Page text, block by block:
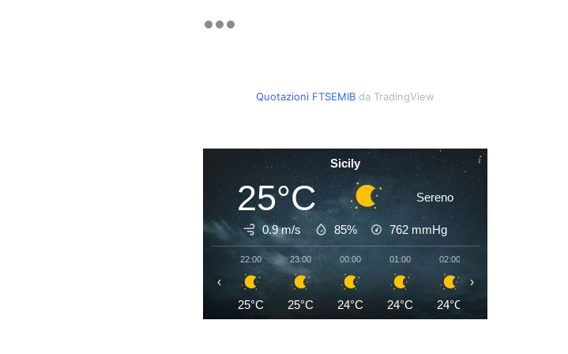
Quotazioni FTSEMIB da TradingView
Sicily
25°C Sereno
0.9 m/s 85% 762 mmHg
22:00
25°C
23:00
25°C
00:00
24°C
01:00
24°C
02:00
24°C
‹ ›